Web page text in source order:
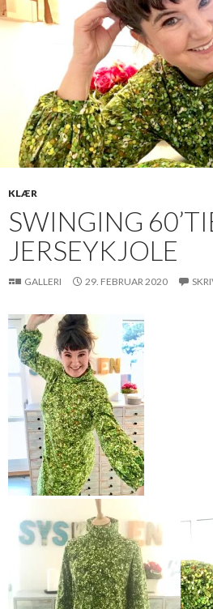
KLÆR
SWINGING
JERSEYKJOLE
GALLERI 29. FEBRUAR 2020
Man får lyst til å danse i
denne kjolen…